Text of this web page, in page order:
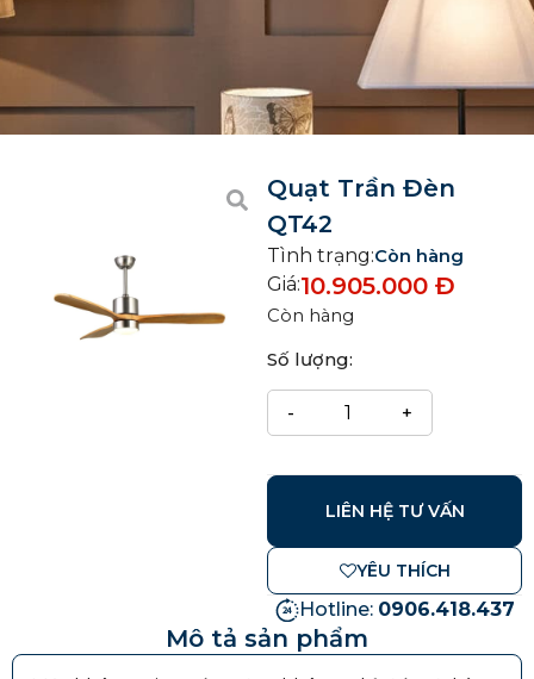
Quạt Trần Đèn
QT42
Tình trạng:Còn hàng
Giá:10.905.000 Đ
Còn hàng
Số lượng:
LIÊN HỆ TƯ VẤN
YÊU THÍCH
Hotline: 0906.418.437
Mô tả sản phẩm